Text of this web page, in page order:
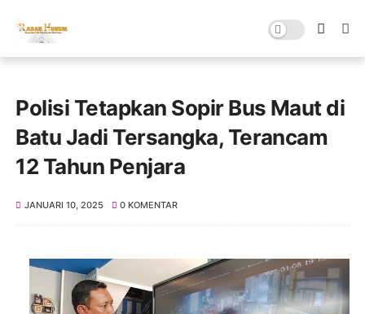
Polisi Tetapkan Sopir Bus Maut di
Batu Jadi Tersangka, Terancam
12 Tahun Penjara
JANUARI 10, 2025 0 KOMENTAR